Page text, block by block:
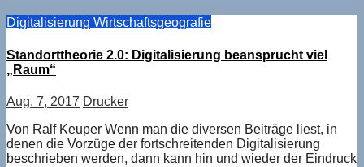
Digitalisierung Wirtschaftsgeografie
Standorttheorie 2.0: Digitalisierung beansprucht viel
„Raum“
Aug. 7, 2017 Drucker
Von Ralf Keuper Wenn man die diversen Beiträge liest, in
denen die Vorzüge der fortschreitenden Digitalisierung
beschrieben werden, dann kann hin und wieder der Eindruck